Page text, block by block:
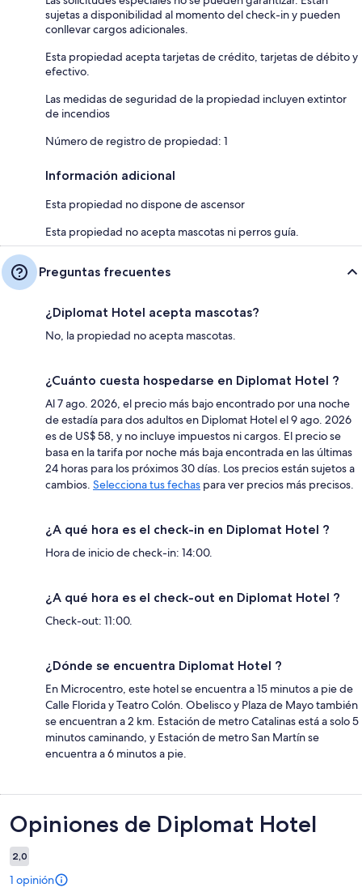
sujetas a disponibilidad al momento del check-in y pueden
conllevar cargos adicionales.
Esta propiedad acepta tarjetas de crédito, tarjetas de débito y
efectivo.
Las medidas de seguridad de la propiedad incluyen extintor
de incendios
Número de registro de propiedad: 1
Información adicional
Esta propiedad no dispone de ascensor
Esta propiedad no acepta mascotas ni perros guía.
Preguntas frecuentes
¿Diplomat Hotel acepta mascotas?
No, la propiedad no acepta mascotas.
¿Cuánto cuesta hospedarse en Diplomat Hotel ?
Al 7 ago. 2026, el precio más bajo encontrado por una noche
de estadía para dos adultos en Diplomat Hotel el 9 ago. 2026
es de US$ 58, y no incluye impuestos ni cargos. El precio se
basa en la tarifa por noche más baja encontrada en las últimas
24 horas para los próximos 30 días. Los precios están sujetos a
cambios. Selecciona tus fechas para ver precios más precisos.
¿A qué hora es el check-in en Diplomat Hotel ?
Hora de inicio de check-in: 14:00.
¿A qué hora es el check-out en Diplomat Hotel ?
Check-out: 11:00.
¿Dónde se encuentra Diplomat Hotel ?
En Microcentro, este hotel se encuentra a 15 minutos a pie de
Calle Florida y Teatro Colón. Obelisco y Plaza de Mayo también
se encuentran a 2 km. Estación de metro Catalinas está a solo 5
minutos caminando, y Estación de metro San Martín se
encuentra a 6 minutos a pie.
Opiniones
Opiniones de Diplomat Hotel
2,0
1 opinión